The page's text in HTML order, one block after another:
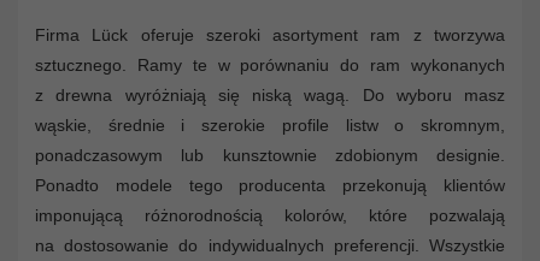
Firma Lück oferuje szeroki asortyment ram z tworzywa
sztucznego. Ramy te w porównaniu do ram wykonanych
z drewna wyróżniają się niską wagą. Do wyboru masz
wąskie, średnie i szerokie profile listw o skromnym,
ponadczasowym lub kunsztownie zdobionym designie.
Ponadto modele tego producenta przekonują klientów
imponującą różnorodnością kolorów, które pozwalają
na dostosowanie do indywidualnych preferencji. Wszystkie